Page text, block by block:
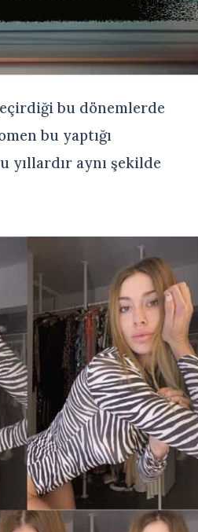
bu dönemlerde
bu yaptığı
yıllardır aynı şekilde